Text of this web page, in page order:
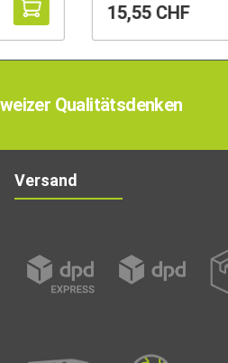
15,55 CHF
Qualitätsdenken
Versand